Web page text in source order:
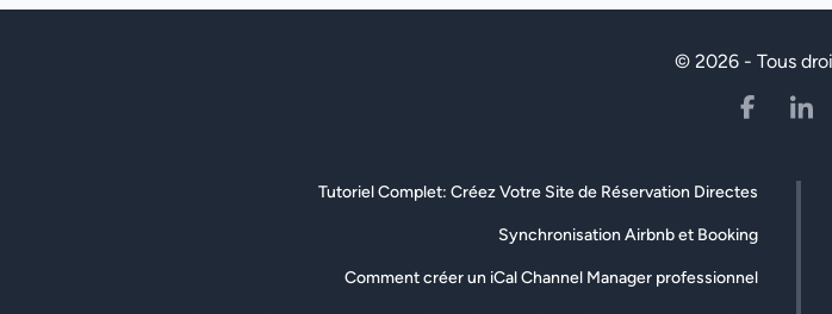
© 2026 - Tous
Tutoriel Complet: Créez Votre Site de Réservation Directes
Synchronisation Airbnb et Booking
Comment créer un iCal Channel Manager professionnel